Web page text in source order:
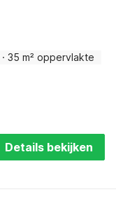
· 35 m² oppervlakte
Details bekijken